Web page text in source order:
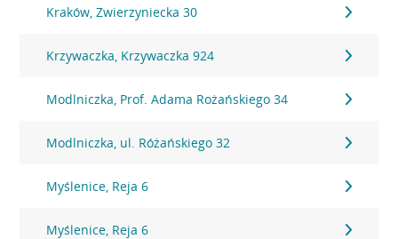
Kraków, Zwierzyniecka 30
Krzywaczka, Krzywaczka 924
Modlniczka, Prof. Adama Rożańskiego 34
Modlniczka, ul. Różańskiego 32
Myślenice, Reja 6
Myślenice, Reja 6